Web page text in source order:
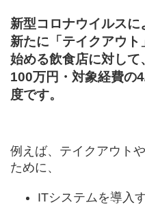
新型コロナウイルスに
新たに「テイクアウ
始める飲食店に対し
100万円・対象経費の
度です。
例えば、テイクアウト
ために、
ITシステムを導入